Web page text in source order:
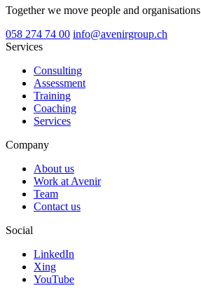
Together we move people and organisations
058 274 74 00 info@avenirgroup.ch
Services
Consulting
Assessment
Training
Coaching
Services
Company
About us
Work at Avenir
Team
Contact us
Social
LinkedIn
Xing
YouTube